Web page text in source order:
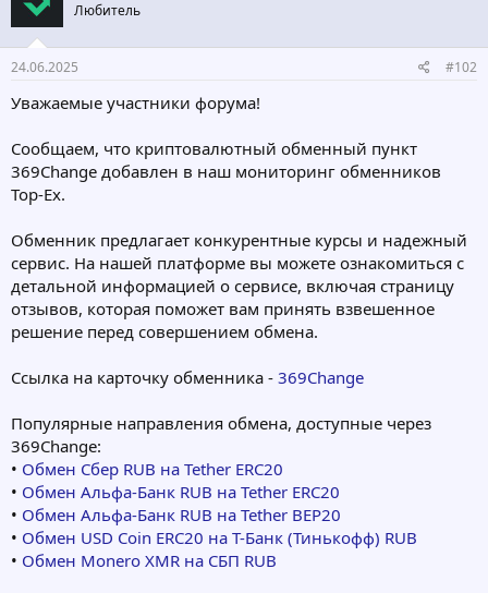
Любитель
24.06.2025 #102
Уважаемые участники форума!
Сообщаем, что криптовалютный обменный пункт
369Change добавлен в наш мониторинг обменников
Top‑Ex.
Обменник предлагает конкурентные курсы и надежный
сервис. На нашей платформе вы можете ознакомиться с
детальной информацией о сервисе, включая страницу
отзывов, которая поможет вам принять взвешенное
решение перед совершением обмена.
Ссылка на карточку обменника - 369Change
Популярные направления обмена, доступные через
369Change:
• Обмен Сбер RUB на Tether ERC20
• Обмен Альфа-Банк RUB на Tether ERC20
• Обмен Альфа-Банк RUB на Tether BEP20
• Обмен USD Coin ERC20 на Т-Банк (Тинькофф) RUB
• Обмен Monero XMR на СБП RUB